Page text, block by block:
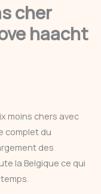
cher
haacht
moins chers avec
complet du
des
la Belgique ce qui